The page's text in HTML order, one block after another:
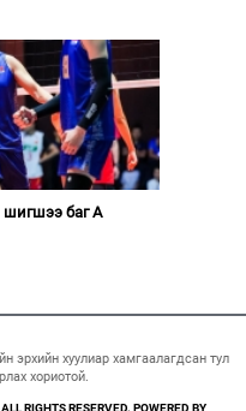
шигшээ баг А
эрхийн хуулиар хамгаалагдсан тул
хориотой.
RIGHTS RESERVED. POWERED BY